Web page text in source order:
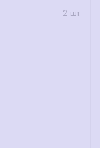
2 шт.